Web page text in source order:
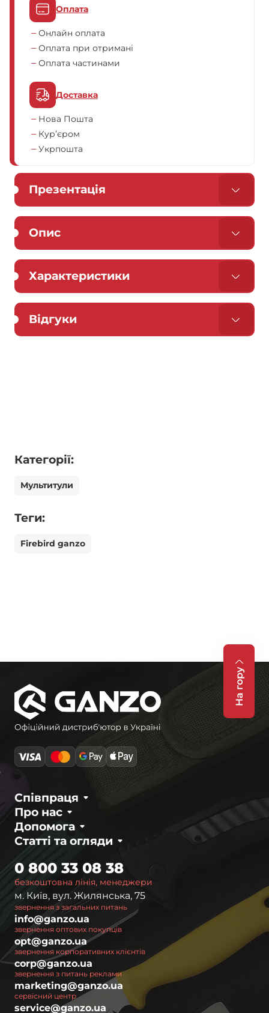
Оплата
Онлайн оплата
Оплата при отримані
Оплата частинами
Доставка
Нова Пошта
Кур’єром
Укрпошта
Презентація
Опис
Характеристики
Відгуки
Категорії:
Мультитули
Теги:
Firebird ganzo
На гору
Про нас
Співпраця
Статті та огляди
Допомога
безкоштовна лінія, менеджери
0 800 33 08 38
м. Київ, вул. Жилянська, 75
звернення з загальних питань
info@ganzo.ua
звернення оптових покупців
opt@ganzo.ua
звернення корпоративних клієнтів
corp@ganzo.ua
звернення з питань реклами
marketing@ganzo.ua
сервісний центр
service@ganzo.ua